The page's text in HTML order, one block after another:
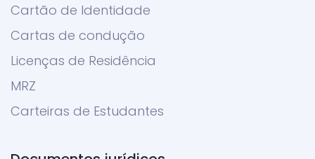
Cartão de Identidade
Cartas de condução
Licenças de Residência
MRZ
Carteiras de Estudantes